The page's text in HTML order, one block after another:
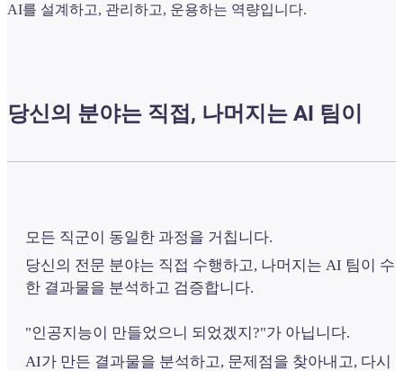
AI를 설계하고, 관리하고, 운용하는 역량입니다.
당신의 분야는 직접, 나머지는 AI 팀이
모든 직군이 동일한 과정을 거칩니다.
당신의 전문 분야는 직접 수행하고, 나머지는 AI 팀이 수
한 결과물을 분석하고 검증합니다.
"인공지능이 만들었으니 되었겠지?"가 아닙니다.
AI가 만든 결과물을 분석하고, 문제점을 찾아내고, 다시